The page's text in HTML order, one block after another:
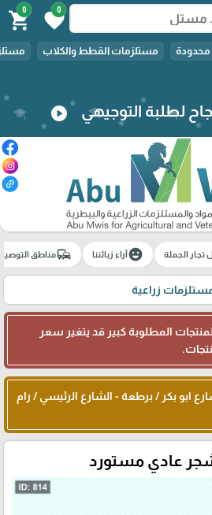
0
favorite
0
shopping_cart
محدودة مستلزمات القطط والكلاب
لطلبة التوجيهي play_circle
تجار الجملة emoji_emotionsآراء زبائننا commuteمناطق
زراعية
المطلوبة كبير قد يتغير سعر
ابو بكر / برطعة - الشارع الرئيسي / رام
عادي مستورد